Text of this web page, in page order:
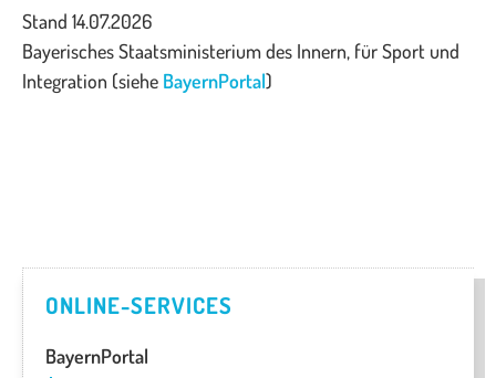
Stand 14.07.2026
Bayerisches Staatsministerium des Innern, für Sport und
Integration (siehe BayernPortal)
ONLINE-SERVICES
BayernPortal